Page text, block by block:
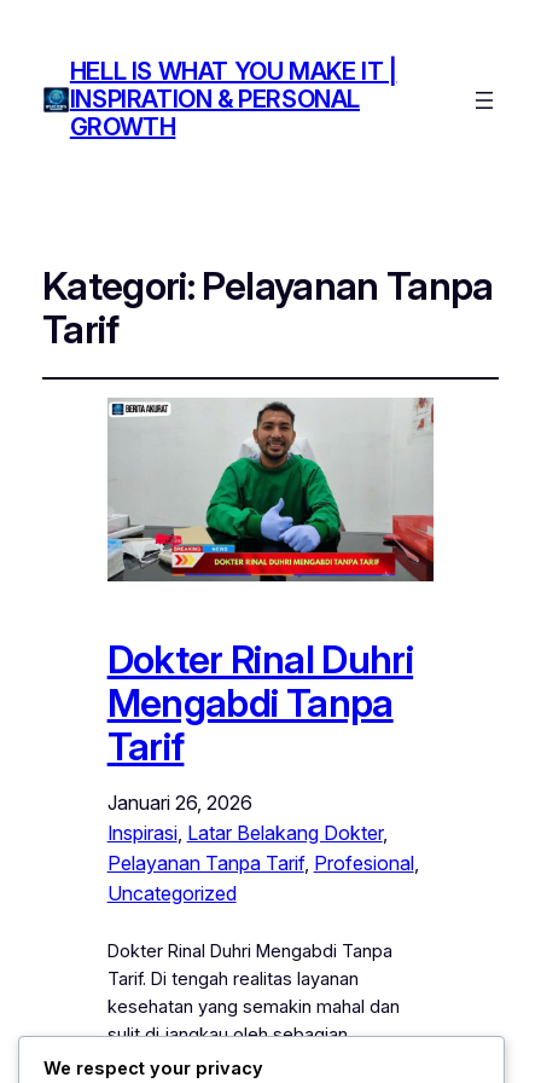
HELL IS WHAT YOU MAKE IT |
INSPIRATION & PERSONAL
GROWTH
Kategori: Pelayanan Tanpa
Tarif
Dokter Rinal Duhri
Mengabdi Tanpa
Tarif
Januari 26, 2026
Inspirasi, Latar Belakang Dokter
Pelayanan Tanpa Tarif, Profesional
Uncategorized
Dokter Rinal Duhri Mengabdi Tanpa
Tarif. Di tengah realitas layanan
kesehatan yang semakin mahal dan
sulit di jangkau oleh sebagian
masyarakat, sosok Dokter Rinal Duhri
We respect your privacy